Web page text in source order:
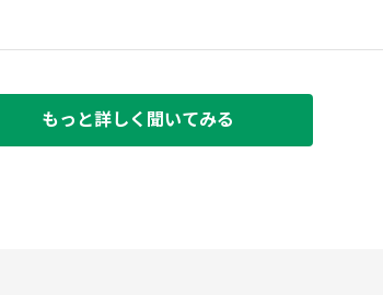
もっと詳しく聞いてみる